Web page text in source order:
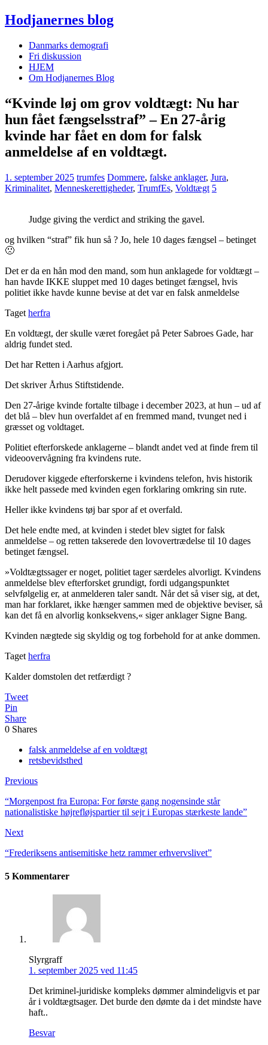
Hodjanernes blog
Danmarks demografi
Fri diskussion
HJEM
Om Hodjanernes Blog
“Kvinde løj om grov voldtægt: Nu har
hun fået fængselsstraf” – En 27-årig
kvinde har fået en dom for falsk
anmeldelse af en voldtægt.
1. september 2025 trumfes Dommere, falske anklager, Jura,
Kriminalitet, Menneskerettigheder, TrumfEs, Voldtægt 5
Judge giving the verdict and striking the gavel.
og hvilken “straf” fik hun så ? Jo, hele 10 dages fængsel – betinget
🙁
Det er da en hån mod den mand, som hun anklagede for voldtægt –
han havde IKKE sluppet med 10 dages betinget fængsel, hvis
politiet ikke havde kunne bevise at det var en falsk anmeldelse
Taget herfra
En voldtægt, der skulle været foregået på Peter Sabroes Gade, har
aldrig fundet sted.
Det har Retten i Aarhus afgjort.
Det skriver Århus Stiftstidende.
Den 27-årige kvinde fortalte tilbage i december 2023, at hun – ud af
det blå – blev hun overfaldet af en fremmed mand, tvunget ned i
græsset og voldtaget.
Politiet efterforskede anklagerne – blandt andet ved at finde frem til
videoovervågning fra kvindens rute.
Derudover kiggede efterforskerne i kvindens telefon, hvis historik
ikke helt passede med kvinden egen forklaring omkring sin rute.
Heller ikke kvindens tøj bar spor af et overfald.
Det hele endte med, at kvinden i stedet blev sigtet for falsk
anmeldelse – og retten takserede den lovovertrædelse til 10 dages
betinget fængsel.
»Voldtægtssager er noget, politiet tager særdeles alvorligt. Kvindens
anmeldelse blev efterforsket grundigt, fordi udgangspunktet
selvfølgelig er, at anmelderen taler sandt. Når det så viser sig, at det,
man har forklaret, ikke hænger sammen med de objektive beviser, så
kan det få en alvorlig konksekvens,« siger anklager Signe Bang.
Kvinden nægtede sig skyldig og tog forbehold for at anke dommen.
Taget herfra
Kalder domstolen det retfærdigt ?
Tweet
Pin
Share
0 Shares
falsk anmeldelse af en voldtægt
retsbevidsthed
Previous
“Morgenpost fra Europa: For første gang nogensinde står
nationalistiske højrefløjspartier til sejr i Europas stærkeste lande”
Next
“Frederiksens antisemitiske hetz rammer erhvervslivet”
5 Kommentarer
Slyrgraff
1. september 2025 ved 11:45
Det kriminel-juridiske kompleks dømmer almindeligvis et par
år i voldtægtsager. Det burde den dømte da i det mindste have
haft..
Besvar